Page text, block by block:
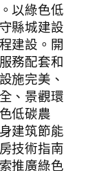
以綠色低
縣城建設
建設。開
務配套和
施完美、
、景觀環
低碳農
建筑節能
技術指南
推廣綠色